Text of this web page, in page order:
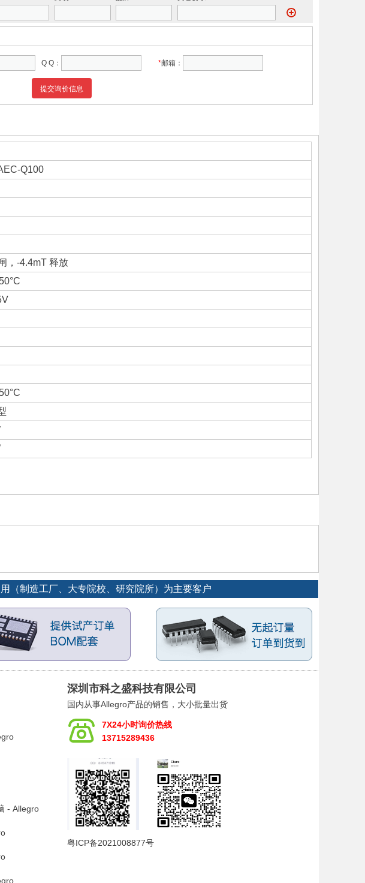
Q Q： *邮箱：
提交询价信息
Q100
，-4.4mT 释放
（制造工厂、大专院校、研究院所）为主要客户
- Allegro
深圳市科之盛科技有限公司
国内从事Allegro产品的销售，大小批量出货
7X24小时询价热线
13715289436
粤ICP备2021008877号